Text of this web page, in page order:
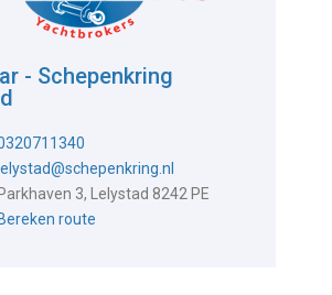
- Schepenkring
lelystad@schepenkring.nl
Parkhaven 3, Lelystad 8242 PE
Bereken route